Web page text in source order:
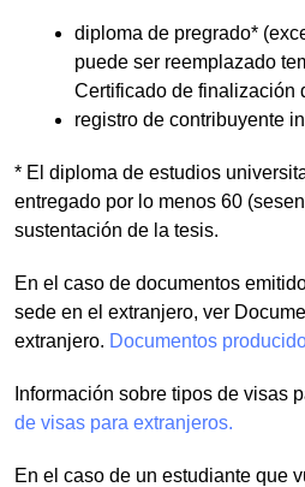
diploma de pregrado*
puede ser reemplazado
Certificado de finalización
registro de contribuyente
* El diploma de estudios
entregado por lo menos 60
sustentación de la tesis.
En el caso de documentos
sede en el extranjero, ver
extranjero. Documentos
Información sobre tipos de visas
de visas para extranjeros.
En el caso de un estudiante que